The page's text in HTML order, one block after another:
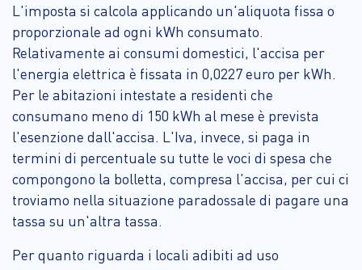
L'imposta si calcola applicando un'aliquota fissa o
proporzionale ad ogni kWh consumato.
Relativamente ai consumi domestici, l'accisa per
l'energia elettrica è fissata in 0,0227 euro per kWh.
Per le abitazioni intestate a residenti che
consumano meno di 150 kWh al mese è prevista
l'esenzione dall'accisa. L'Iva, invece, si paga in
termini di percentuale su tutte le voci di spesa che
compongono la bolletta, compresa l'accisa, per cui ci
troviamo nella situazione paradossale di pagare una
tassa su un'altra tassa.
Per quanto riguarda i locali adibiti ad uso